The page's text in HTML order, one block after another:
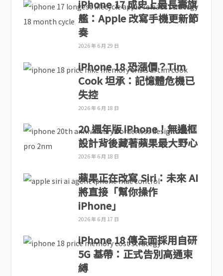
iPhone 17 成史上最長壽旗
艦：Apple 改寫手機更新節
奏
2026 年 6 月 29 日
iPhone 18 恐漲價？Tim
Cook 坦承：記憶體危機已
失控
2026 年 6 月 18 日
20 週年版 iPhone！無邊框
設計背後藏著蘋果最大野心
2026 年 6 月 18 日
蘋果正在改寫 Siri：未來 AI
將直接「幫你操作
iPhone」
2026 年 6 月 17 日
iPhone 18 傳全面採用自研
5G 基帶：正式告別高通束
縛